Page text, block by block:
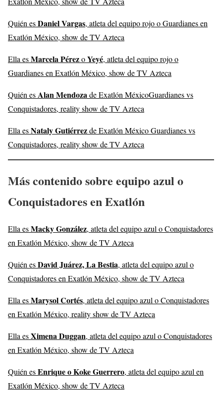
Quién esDaniel Vargas, atleta del equipo rojo o Guardianes en
Exatlón México, show de TV Azteca
Ella esMarcela PérezoYeyé, atleta del equipo rojo o
Guardianes en Exatlón México, show de TV Azteca
Quién esAlan Mendozade Exatlón MéxicoGuardianes vs
Conquistadores, reality show de TV Azteca
Ella esNataly Gutiérrezde Exatlón México Guardianes vs
Conquistadores, reality show de TV Azteca
Más contenido sobre equipo azul o
Conquistadores en Exatlón
Ella esMacky González, atleta del equipo azul o Conquistadores
en Exatlón México, show de TV Azteca
Quién esDavid Juárez, La Bestia, atleta del equipo azul o
Conquistadores en Exatlón México, show de TV Azteca
Ella esMarysol Cortés, atleta del equipo azul o Conquistadores
en Exatlón México, reality show de TV Azteca
Ella esXimena Duggan, atleta del equipo azul o Conquistadores
en Exatlón México, show de TV Azteca
Quién esEnrique o Koke Guerrero, atleta del equipo azul en
Exatlón México, show de TV Azteca